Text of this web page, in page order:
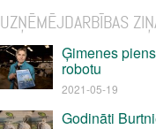
UZŅĒMĒJDARBĪBAS
Ģimenes
robotu
2021-05-19
Godināti